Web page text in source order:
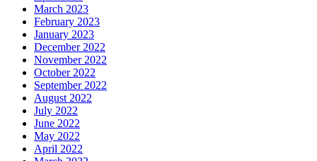
March 2023
February 2023
January 2023
December 2022
November 2022
October 2022
September 2022
August 2022
July 2022
June 2022
May 2022
April 2022